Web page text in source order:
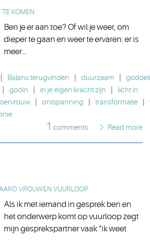
TE KOMEN
Ben je er aan toe? Of wil je weer, om
dieper te gaan en weer te ervaren: er is
meer…
Balans terugvinden duurzaam
godin in je eigen kracht zijn
licht in
oervrouw ontspanning transformatie
1 comments Read more
VROUWEN VUURLOOP
Als ik met iemand in gesprek ben en
het onderwerp komt op vuurloop zegt
mijn gesprekspartner vaak “ik weet